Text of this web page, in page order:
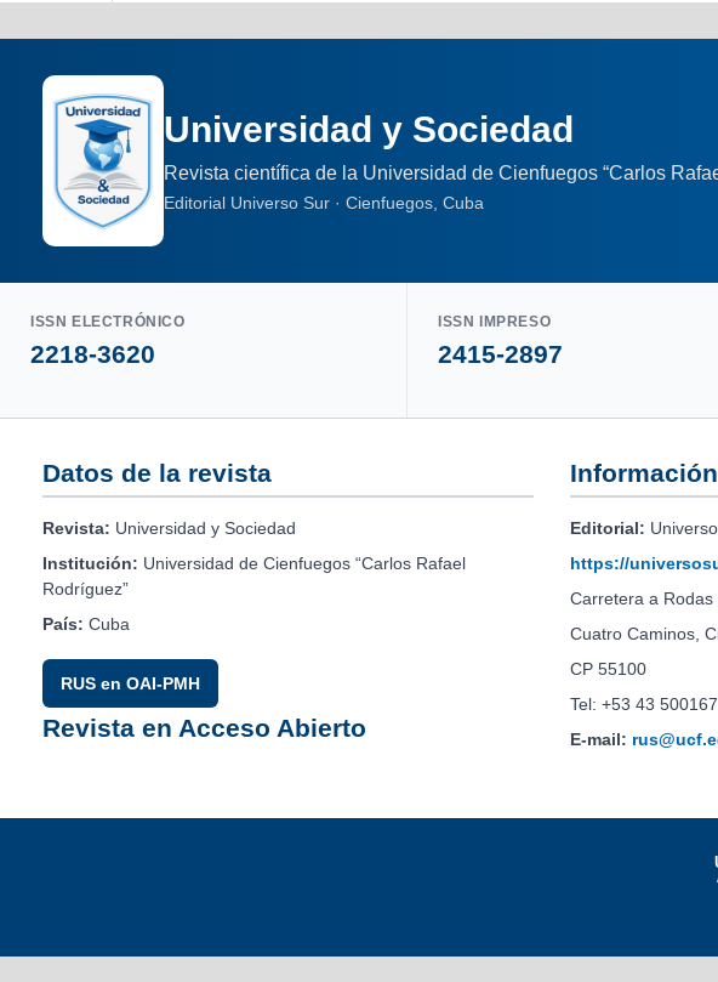
Universidad y Sociedad
Revista científica de la Universidad de Cienfuegos “Carlos
Editorial Universo Sur · Cienfuegos, Cuba
ISSN ELECTRÓNICO
2218-3620
ISSN IMPRESO
2415-2897
Datos de la revista
Revista: Universidad y Sociedad
Institución: Universidad de Cienfuegos “Carlos Rafael
Rodríguez”
País: Cuba
RUS en OAI-PMH
Revista en Acceso Abierto
Editorial:
https://
Carretera a Rodas
Cuatro Caminos,
CP 55100
Tel: +53 43 500167
E-mail: